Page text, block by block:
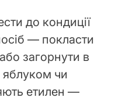
до кондиції
— покласти
загорнути в
яблуком чи
етилен —